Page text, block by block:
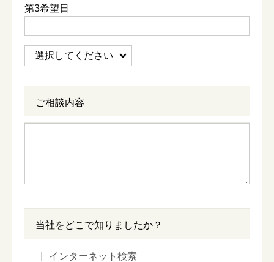
第3希望日
ご相談内容
当社をどこで知りましたか？
インターネット検索